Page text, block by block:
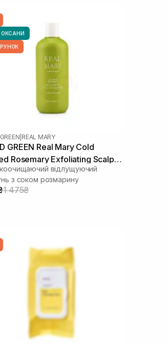
ОКСАНИ
REAL MARY
GREEN Real Mary Cold
Rosemary Exfoliating Scalp
400 ml
відлущуючий
з соком розмарину
1 475₴